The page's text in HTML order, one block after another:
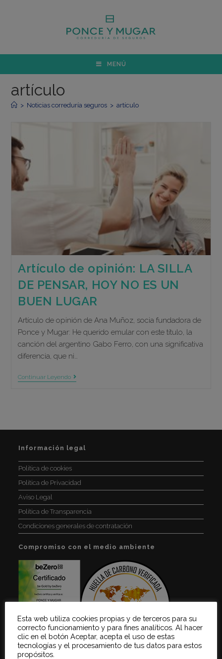
MENÚ
artículo
> Noticias correduría seguros > artículo
Artículo de opinión: LA SILLA
DE PENSAR, HOY NO ES UN
BUEN LUGAR
Artículo de opinión de Ana Muñoz, socia fundadora de
Ponce y Mugar: He querido emular con este título, la
canción del argentino Gabo Ferro, con una significativa
diferencia, que ni…
Continuar LeyendoArtículo
ES
LUGAR
Información legal
Política de cookies
Política de Privacidad
Aviso Legal
Política de Transparencia
Condiciones generales de contratación
Compromiso con el medio ambiente
Esta web utiliza cookies propias y de terceros para su
correcto funcionamiento y para fines analíticos. Al hacer
clic en el botón Aceptar, acepta el uso de estas
tecnologías y el procesamiento de tus datos para estos
propósitos.